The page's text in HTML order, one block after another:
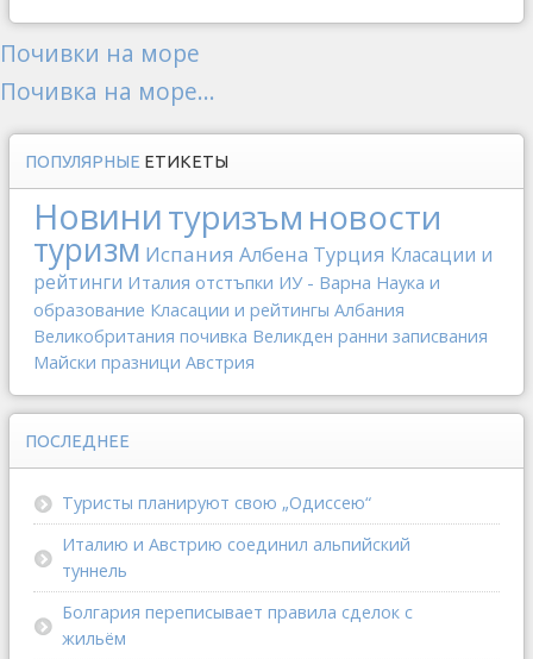
Почивки на море
Почивка на море...
ПОПУЛЯРНЫЕ ЕТИКЕТЫ
Новинитуризъм новости
туризм Испания Албена Турция Класации и
рейтинги Италия отстъпки ИУ - Варна Наука и
образование Класации и рейтингы Албания
Великобритания почивка Великден ранни записвания
Майски празници Австрия
ПОСЛЕДНЕЕ
Туристы планируют свою „Одиссею“
Италию и Австрию соединил альпийский
туннель
Болгария переписывает правила сделок с
жильём